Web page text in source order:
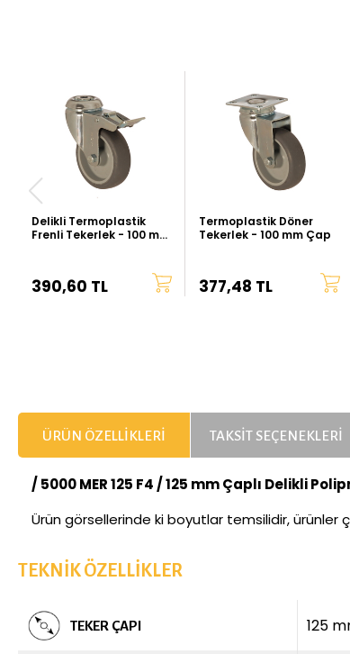
Delikli Termoplastik
Frenli Tekerlek - 100 mm
390,60 TL
Termoplastik Döner
Tekerlek - 100 mm Çap
377,48 TL
ÜRÜN ÖZELLIKLERI TAKSIT SEÇENEKLERI
/ 5000 MER 125 F4 / 125 mm Çaplı Delikli
Ürün görsellerinde ki boyutlar temsilidir, ürünler
TEKNIK ÖZELLIKLER
TEKER ÇAPI 125